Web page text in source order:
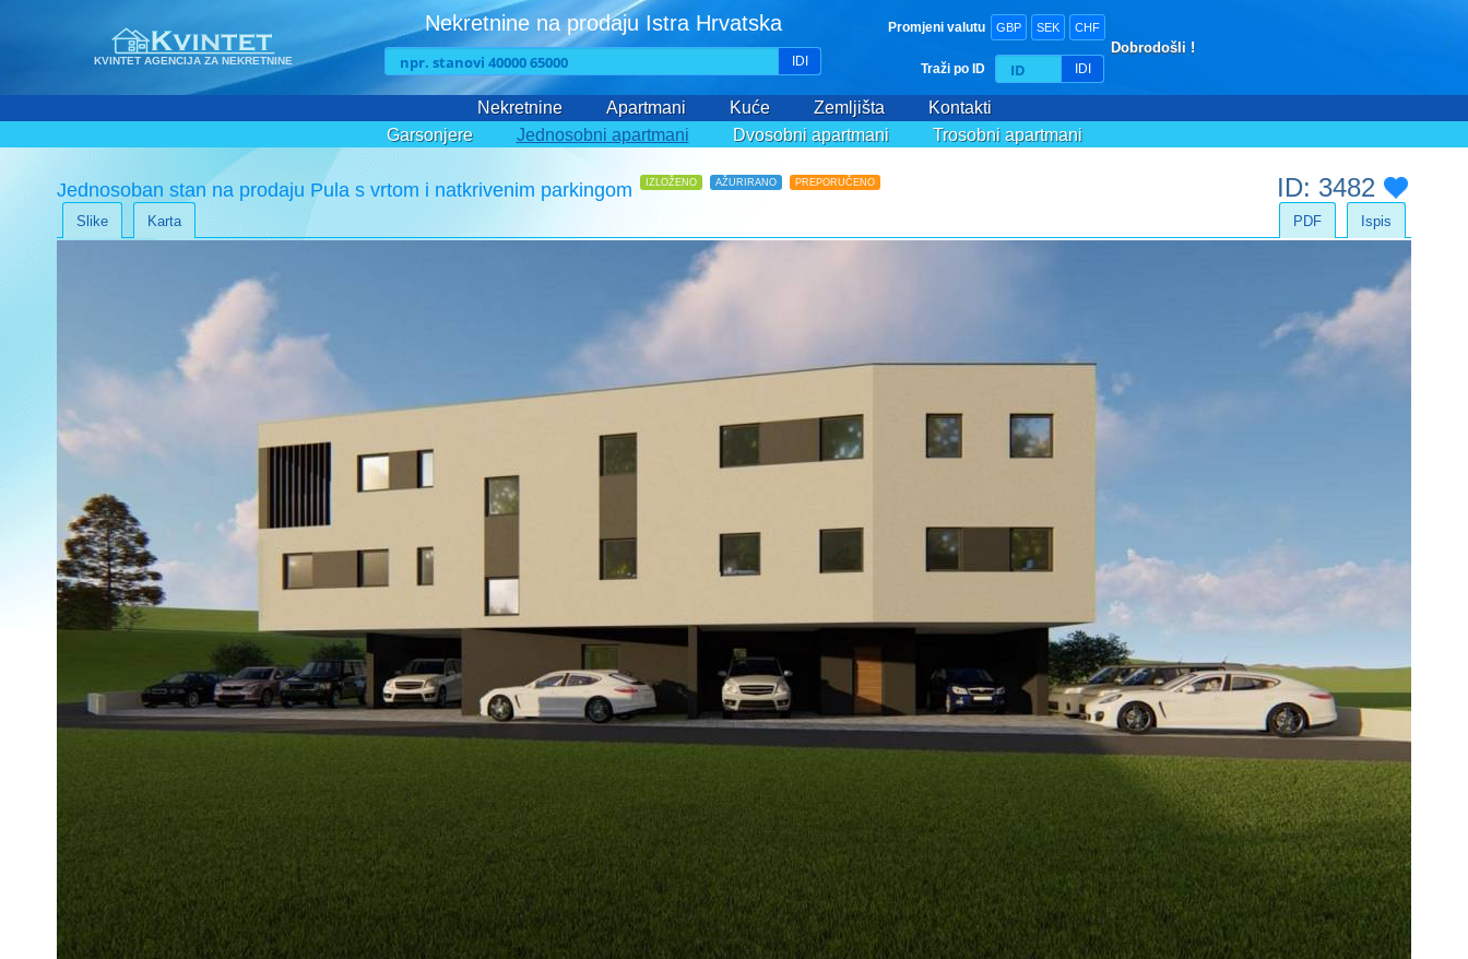
KVINTET AGENCIJA ZA NEKRETNINE
Nekretnine na prodaju Istra Hrvatska
IDI
Promjeni valutu GBP SEK CHF
Traži po ID IDI
Dobrodošli !
Nekretnine Apartmani Kuće Zemljišta
Kontakti
Garsonjere
Jednosobni apartmani Dvosobni apartmani Trosobni apartmani
Jednosoban stan na prodaju Pula s vrtom i natkrivenim parkingom IZLOŽENO AŽURIRANO PREPORUČENO ID: 3482
Slike Karta Ispis
PDF